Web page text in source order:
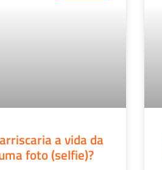
a vida da
foto (selfie)?